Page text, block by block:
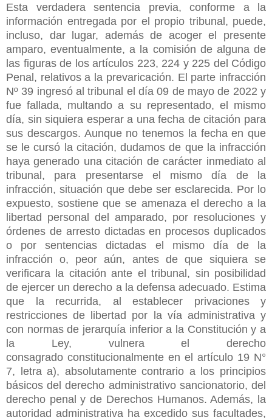
Esta verdadera sentencia previa, conforme a la
información entregada por el propio tribunal, puede,
incluso, dar lugar, además de acoger el presente
amparo, eventualmente, a la comisión de alguna de
las figuras de los artículos 223, 224 y 225 del Código
Penal, relativos a la prevaricación. El parte infracción
Nº 39 ingresó al tribunal el día 09 de mayo de 2022 y
fue fallada, multando a su representado, el mismo
día, sin siquiera esperar a una fecha de citación para
sus descargos. Aunque no tenemos la fecha en que
se le cursó la citación, dudamos de que la infracción
haya generado una citación de carácter inmediato al
tribunal, para presentarse el mismo día de la
infracción, situación que debe ser esclarecida. Por lo
expuesto, sostiene que se amenaza el derecho a la
libertad personal del amparado, por resoluciones y
órdenes de arresto dictadas en procesos duplicados
o por sentencias dictadas el mismo día de la
infracción o, peor aún, antes de que siquiera se
verificara la citación ante el tribunal, sin posibilidad
de ejercer un derecho a la defensa adecuado. Estima
que la recurrida, al establecer privaciones y
restricciones de libertad por la vía administrativa y
con normas de jerarquía inferior a la Constitución y a
la Ley, vulnera el derecho
consagrado constitucionalmente en el artículo 19 N°
7, letra a), absolutamente contrario a los principios
básicos del derecho administrativo sancionatorio, del
derecho penal y de Derechos Humanos. Además, la
autoridad administrativa ha excedido sus facultades,